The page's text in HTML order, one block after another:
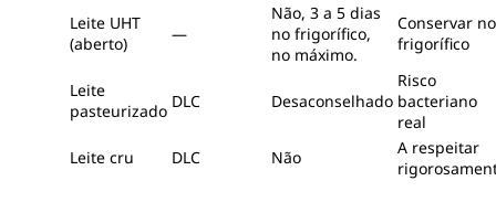
Leite UHT
(aberto)
—
Não, 3 a 5 dias
no frigorífico,
no máximo.
Conservar no
frigorífico
Leite
pasteurizado DLC Desaconselhado
Risco
bacteriano
real
Leite cru
DLC Não
A respeitar